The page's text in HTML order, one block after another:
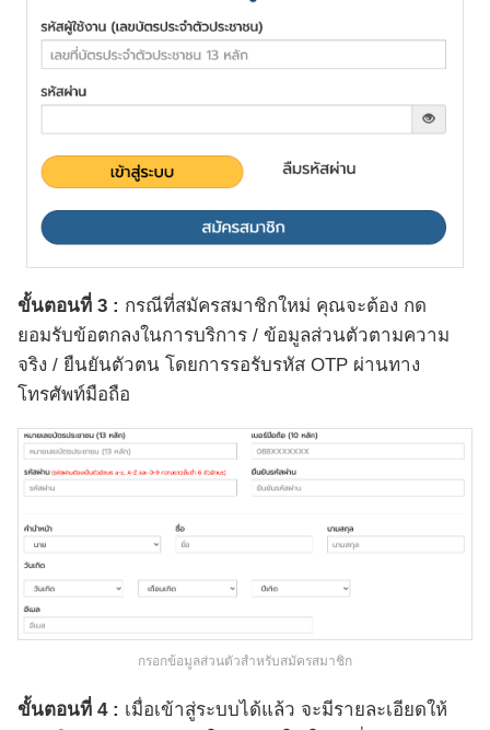
ขั้นตอนที่ 3 : กรณีที่สมัครสมาชิกใหม่ คุณจะต้อง กด
ยอมรับข้อตกลงในการบริการ / ข้อมูลส่วนตัวตามความ
จริง / ยืนยันตัวตน โดยการรอรับรหัส OTP ผ่านทาง
โทรศัพท์มือถือ
กรอกข้อมูลส่วนตัวสำหรับสมัครสมาชิก
ขั้นตอนที่ 4 : เมื่อเข้าสู่ระบบได้แล้ว จะมีรายละเอียดให้